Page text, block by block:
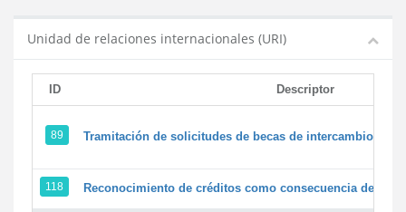
Unidad de relaciones internacionales (URI)
ID Descriptor
89 Tramitación de solicitudes de becas de intercambio
118 Reconocimiento de créditos como consecuencia de un